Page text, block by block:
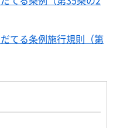
てる条例施行規則（第